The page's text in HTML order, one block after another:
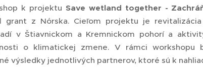
k projektu Save wetland together -
grant z Nórska. Cieľom projektu je
v Štiavnickom a Kremnickom pohorí a
o klimatickej zmene. V rámci workshopu
výsledky jednotlivých partnerov, ktoré sú k